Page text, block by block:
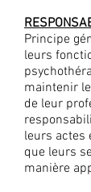
Principe
leurs
maintenir
de leur
leurs actes
que leurs
manière